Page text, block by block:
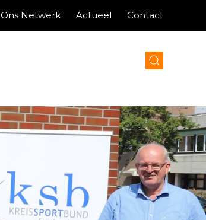
Ons Netwerk Actueel Contact